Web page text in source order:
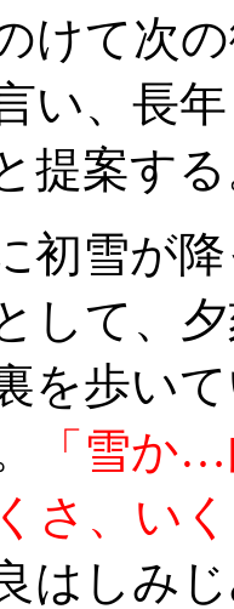
けて次
い、長
提案す
初雪が
して、
を歩い
「雪か
さ、い
はしみ